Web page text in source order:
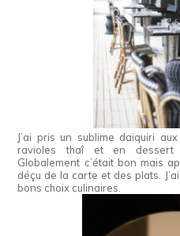
J’ai pris un sublime daiquiri
ravioles thaî et en dessert
Globalement c’était bon mais
déçu de la carte et des plats.
bons choix culinaires.